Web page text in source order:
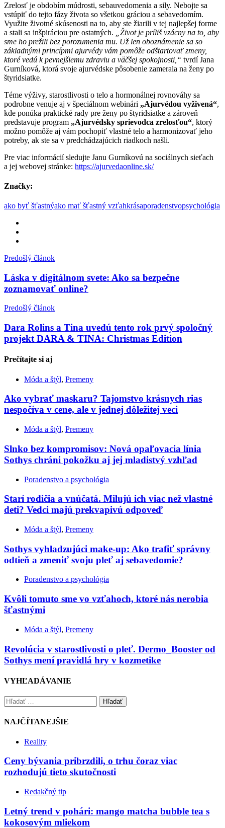
Zrelosť je obdobím múdrosti, sebauvedomenia a sily. Nebojte sa
vstúpiť do tejto fázy života so všetkou gráciou a sebavedomím.
Využite životné skúsenosti na to, aby ste žiarili v tej najlepšej forme
a stali sa inšpiráciou pre ostatných.
„Život je príliš vzácny na to, aby
sme ho prežili bez porozumenia mu. Už len oboznámenie sa so
základnými princípmi ajurvédy vám pomôže odštartovať zmeny,
ktoré vedú k pevnejšiemu zdraviu a väčšej spokojnosti,“ tvrdí Jana
Gurníková, ktorá svoje ajurvédske pôsobenie zamerala na ženy po
štyridsiatke.
Téme výživy, starostlivosti o telo a hormonálnej rovnováhy sa
podrobne venuje aj v špeciálnom webinári „Ajurvédou vyživená“,
kde ponúka praktické rady pre ženy po štyridsiatke a zároveň
predstavuje program „Ajurvédsky sprievodca zrelosťou“, ktorý
možno pomôže aj vám pochopiť vlastné telo a harmonizovať jeho
potreby, ak ste sa v predchádzajúcich riadkoch našli.
Pre viac informácií sledujte Janu Gurníkovú na sociálnych sieťach
a jej webovej stránke: https://ajurvedaonline.sk/
Značky:
ako byť šťastnýako mať šťastný vzťahkrásaporadenstvopsychológia
Predošlý článok
Láska v digitálnom svete: Ako sa bezpečne
zoznamovať online?
Predošlý článok
Dara Rolins a Tina uvedú tento rok prvý spoločný
projekt DARA & TINA: Christmas Edition
Prečítajte siaj
Móda a štýl, Premeny
Ako vybrať maskaru? Tajomstvo krásnych rias
nespočíva v cene, ale v jednej dôležitej veci
Móda a štýl, Premeny
Slnko bez kompromisov: Nová opaľovacia línia
Sothys chráni pokožku aj jej mladistvý vzhľad
Poradenstvo a psychológia
Starí rodičia a vnúčatá. Milujú ich viac než vlastné
deti? Vedci majú prekvapivú odpoveď
Móda a štýl, Premeny
Sothys vyhladzujúci make-up: Ako trafiť správny
odtieň a zmeniť svoju pleť aj sebavedomie?
Poradenstvo a psychológia
Kvôli tomuto sme vo vzťahoch, ktoré nás nerobia
šťastnými
Móda a štýl, Premeny
Revolúcia v starostlivosti o pleť. Dermo_Booster od
Sothys mení pravidlá hry v kozmetike
VYHĽADÁVANIE
Hľadať
NAJČÍTANEJŠIE
Reality
Ceny bývania pribrzdili, o trhu čoraz viac
rozhodujú tieto skutočnosti
Redakčný tip
Letný trend v pohári: mango matcha bubble tea s
kokosovým mliekom